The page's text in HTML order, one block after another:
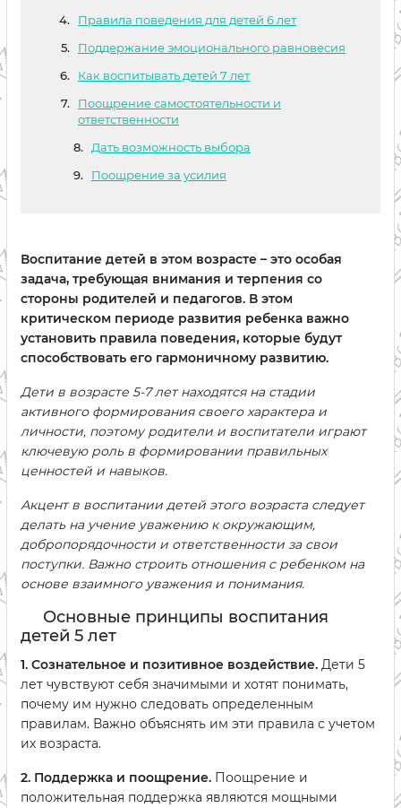
Правила поведения для детей 6 лет
Поддержание эмоционального равновесия
Как воспитывать детей 7 лет
Поощрение самостоятельности и
ответственности
Дать возможность выбора
Поощрение за усилия
Воспитание детей в этом возрасте – это особая
задача, требующая внимания и терпения со
стороны родителей и педагогов. В этом
критическом периоде развития ребенка важно
установить правила поведения, которые будут
способствовать его гармоничному развитию.
Дети в возрасте 5-7 лет находятся на стадии
активного формирования своего характера и
личности, поэтому родители и воспитатели играют
ключевую роль в формировании правильных
ценностей и навыков.
Акцент в воспитании детей этого возраста следует
делать на учение уважению к окружающим,
добропорядочности и ответственности за свои
поступки. Важно строить отношения с ребенком на
основе взаимного уважения и понимания.
Основные принципы воспитания
детей 5 лет
1. Сознательное и позитивное воздействие. Дети 5
лет чувствуют себя значимыми и хотят понимать,
почему им нужно следовать определенным
правилам. Важно объяснять им эти правила с учетом
их возраста.
2. Поддержка и поощрение. Поощрение и
положительная поддержка являются мощными